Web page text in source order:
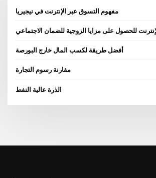
مفهوم التسوق عبر الإنترنت في نيجيريا
للحصول على مزايا الزوجية للضمان الاجتماعي
أفضل طريقة لكسب المال خارج البورصة
مقارنة رسوم التجارة
الذرة عالية النفط